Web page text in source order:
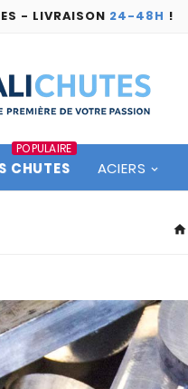
- LIVRAISON 24-48H !
CHUTES
POPULAIRE
ACIERS